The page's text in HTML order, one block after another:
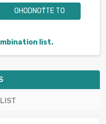
OHODNOŤTE TO
list.